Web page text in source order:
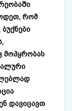
რომ
მოპყრობას
დავიცავთ